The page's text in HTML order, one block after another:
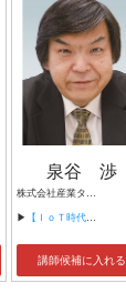
泉谷 渉
株式会社産業タイムズ社 代表取締役会長 半導体産業新聞 特別編集委員
▶ 【ＩｏＴ時代にニッポンの製造業が一気に抜け出す！！ ～世界トップシェアのセンサーとロボットで戦え！】
講師候補に入れる